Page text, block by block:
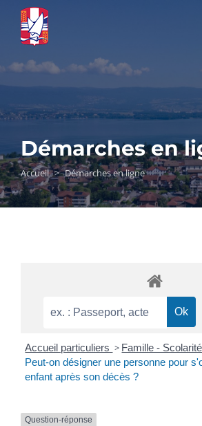
Passer
contenu
Démarches en
Accueil > Démarches en ligne
Accueil particuliers > Famille - Scolarité
Peut-on désigner une personne pour
enfant après son décès ?
Question-réponse